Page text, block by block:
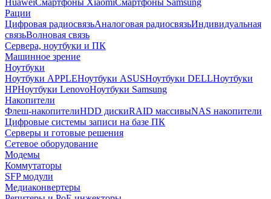
HuaweiСмартфоны XiaomiСмартфоны Samsung
Рации
Цифровая радиосвязьАналоговая радиосвязьИндивидуальная
связьВолновая связь
Сервера, ноутбуки и ПК
Машинное зрение
Ноутбуки
Ноутбуки APPLEНоутбуки ASUSНоутбуки DELLНоутбуки
HPНоутбуки LenovoНоутбуки Samsung
Накопители
Флеш-накопителиHDD дискиRAID массивыNAS накопители
Цифровые системы записи на базе ПК
Серверы и готовые решения
Сетевое оборудование
Модемы
Коммутаторы
SFP модули
Медиаконвертеры